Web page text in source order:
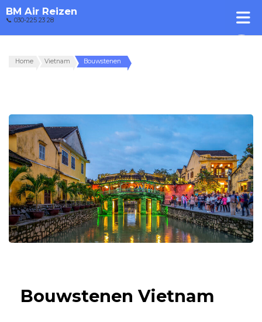
BM Air Reizen
📞 030-225 23 28
Home Vietnam Bouwstenen
Bouwstenen Vietnam